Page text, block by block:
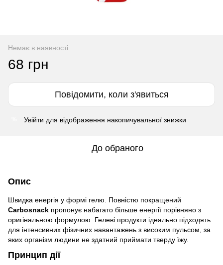
Немає в наявності
68 грн
Повідомити, коли з'явиться
Увійти для відображення накопичувальної знижки
До обраного
Опис
Швидка енергія у формі гелю. Повністю покращений
Carbosnack пропонує набагато більше енергії порівняно з
оригінальною формулою. Гелеві продукти ідеально підходять
для інтенсивних фізичних навантажень з високим пульсом, за
яких організм людини не здатний приймати тверду їжу.
Принцип дії